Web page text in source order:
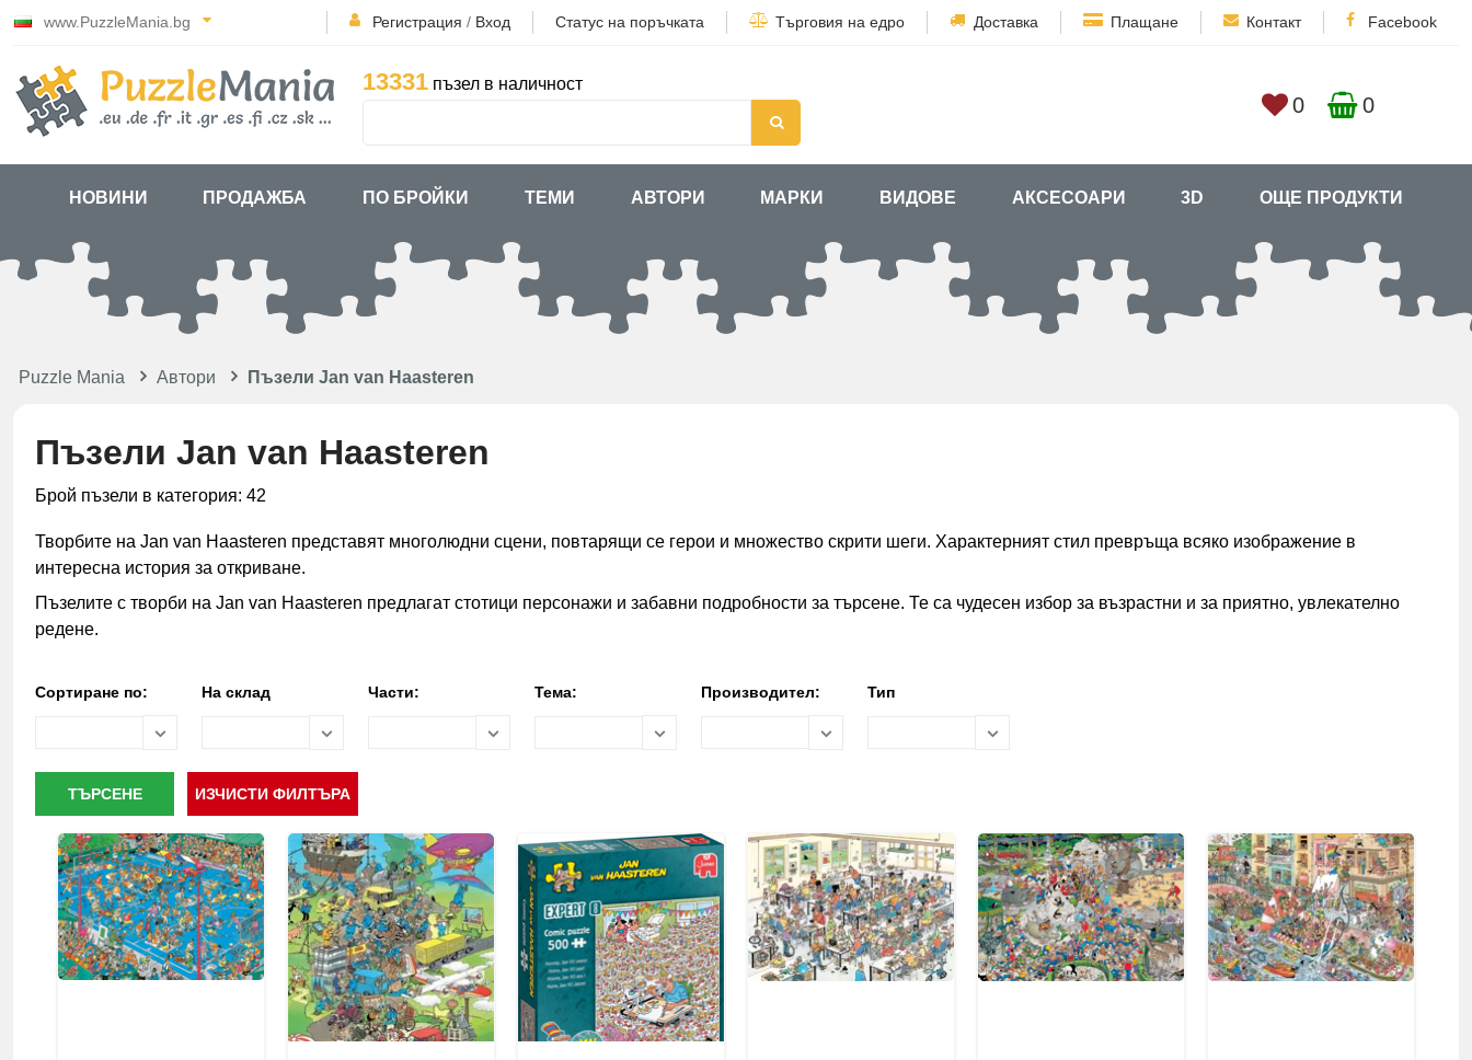
www.PuzzleMania.bg Регистрация / Вход Статус на поръчката Търговия на едро Доставка Плащане Контакт Facebook
13331 пъзел в наличност
0 0
НОВИНИ ПРОДАЖБА ПО БРОЙКИ ТЕМИ АВТОРИ МАРКИ ВИДОВЕ АКСЕСОАРИ 3D ОЩЕ ПРОДУКТИ
Puzzle Mania Автори Пъзели Jan van Haasteren
Пъзели Jan van Haasteren
Брой пъзели в категория: 42
Творбите на Jan van Haasteren представят многолюдни сцени, повтарящи се герои и множество скрити шеги. Характерният стил превръща всяко изображение в
интересна история за откриване.
Пъзелите с творби на Jan van Haasteren предлагат стотици персонажи и забавни подробности за търсене. Те са чудесен избор за възрастни и за приятно, увлекателно
редене.
Сортиране по: На склад Части: Тема: Производител: Тип